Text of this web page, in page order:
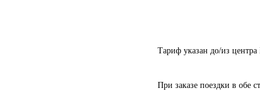
Тариф указан до/из
При заказе поездки в обе